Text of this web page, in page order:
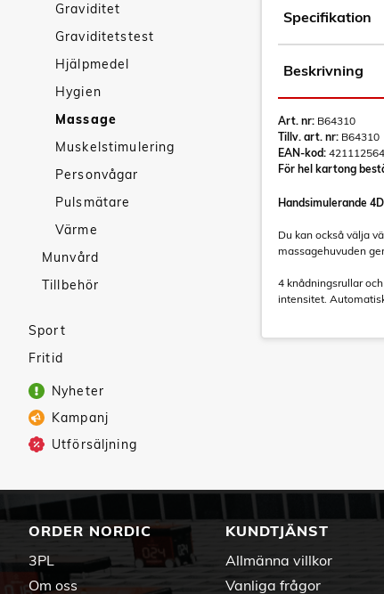
Graviditet
Graviditetstest
Hjälpmedel
Hygien
Massage
Muskelstimulering
Personvågar
Pulsmätare
Värme
Munvård
Tillbehör
Sport
Fritid
Nyheter
Kampanj
Utförsäljning
Specifikation
Beskrivning
Art. nr: B64310
Tillv. art. nr: B64310
EAN-kod:
För hel kartong
Handsimulerande
Du kan också välja
massagehuvuden
4 knådningsrullar
intensitet.
ORDER NORDIC
3PL
Om oss
KUNDTJÄNST
Allmänna villkor
Vanliga frågor